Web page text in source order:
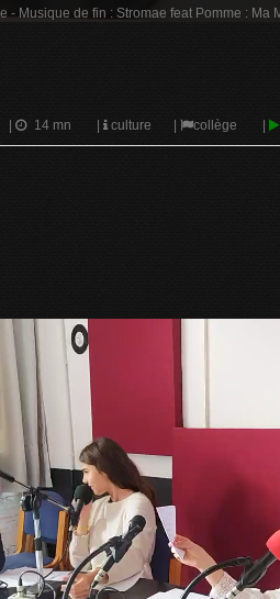
- Musique de fin : Stromae feat Pomme : Ma
14 mn culture collège